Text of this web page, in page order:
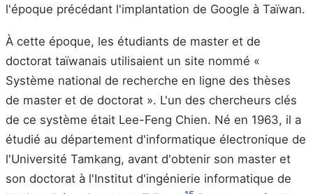
l'époque précédant l'implantation de Google à Taïwan.
À cette époque, les étudiants de master et de
doctorat taïwanais utilisaient un site nommé «
Système national de recherche en ligne des thèses
de master et de doctorat ». L'un des chercheurs clés
de ce système était Lee-Feng Chien. Né en 1963, il a
étudié au département d'informatique électronique de
l'Université Tamkang, avant d'obtenir son master et
son doctorat à l'Institut d'ingénierie informatique de